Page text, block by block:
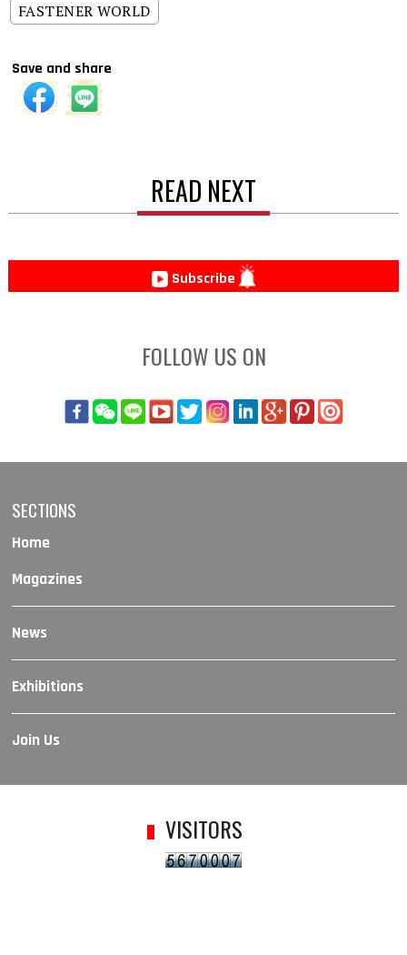
FASTENER WORLD
Save and share
READ NEXT
Subscribe
FOLLOW US ON
SECTIONS
Home
Magazines
News
Exhibitions
Join Us
VISITORS